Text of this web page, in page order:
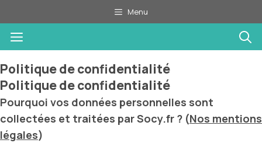
au
contenu
Menu
Menu
Politique de confidentialité
Politique de confidentialité
Pourquoi vos données personnelles sont
collectées et traitées par Socy.fr ? (Nos mentions
légales)